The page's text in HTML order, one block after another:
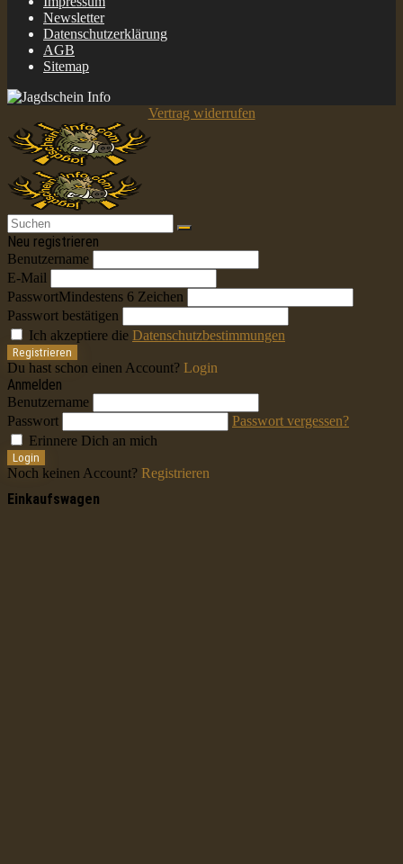
Newsletter
Datenschutzerklärung
AGB
Sitemap
Vertrag widerrufen
Neu registrieren
Benutzername
E-Mail
PasswortMindestens 6 Zeichen
Passwort bestätigen
Ich akzeptiere die Datenschutzbestimmungen
Registrieren
Du hast schon einen Account? Login
Anmelden
Benutzername
Passwort
Passwort vergessen?
Erinnere Dich an mich
Login
Noch keinen Account? Registrieren
Einkaufswagen